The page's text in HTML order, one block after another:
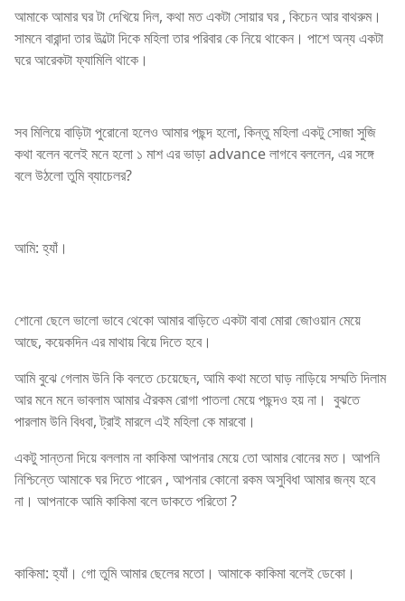
আমাকে আমার ঘর টা দেখিয়ে দিল, কথা মত একটা সোয়ার ঘর , কিচেন আর বাথরুম।
সামনে বারান্দা তার উল্টো দিকে মহিলা তার পরিবার কে নিয়ে থাকেন। পাশে অন্য একটা
ঘরে আরেকটা ফ্যামিলি থাকে।
সব মিলিয়ে বাড়িটা পুরোনো হলেও আমার পছন্দ হলো, কিন্তু মহিলা একটু সোজা সুজি
কথা বলেন বলেই মনে হলো ১ মাশ এর ভাড়া advance লাগবে বললেন, এর সঙ্গে
বলে উঠলো তুমি ব্যাচেলর?
আমি: হ্যাঁ।
শোনো ছেলে ভালো ভাবে থেকো আমার বাড়িতে একটা বাবা মোরা জোওয়ান মেয়ে
আছে, কয়েকদিন এর মাথায় বিয়ে দিতে হবে।
আমি বুঝে গেলাম উনি কি বলতে চেয়েছেন, আমি কথা মতো ঘাড় নাড়িয়ে সম্মতি দিলাম
আর মনে মনে ভাবলাম আমার ঐরকম রোগা পাতলা মেয়ে পছন্দও হয় না। বুঝতে
পারলাম উনি বিধবা, ট্রাই মারলে এই মহিলা কে মারবো।
একটু সান্তনা দিয়ে বললাম না কাকিমা আপনার মেয়ে তো আমার বোনের মত। আপনি
নিশ্চিন্তে আমাকে ঘর দিতে পারেন , আপনার কোনো রকম অসুবিধা আমার জন্য হবে
না। আপনাকে আমি কাকিমা বলে ডাকতে পরিতো ?
কাকিমা: হ্যাঁ। গো তুমি আমার ছেলের মতো। আমাকে কাকিমা বলেই ডেকো।